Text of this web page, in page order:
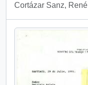
Cortázar Sanz, René